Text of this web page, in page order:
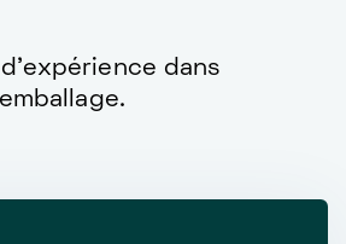
d'expérience dans